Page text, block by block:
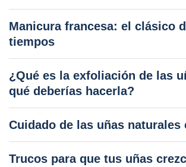
Manicura francesa: el clásico
tiempos
¿Qué es la exfoliación de las
qué deberías hacerla?
Cuidado de las uñas naturales
Trucos para que tus uñas